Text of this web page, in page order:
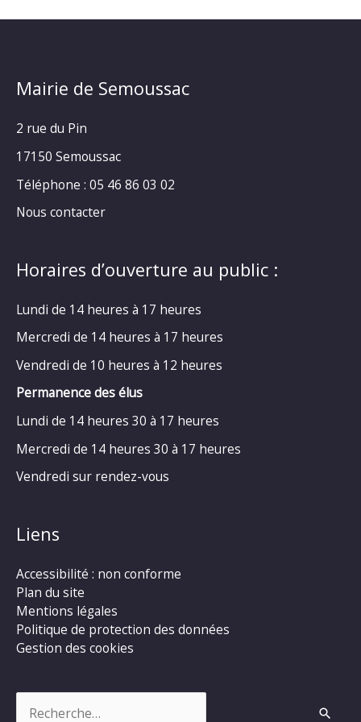
Mairie de Semoussac
2 rue du Pin
17150 Semoussac
Téléphone : 05 46 86 03 02
Nous contacter
Horaires d’ouverture au public :
Lundi de 14 heures à 17 heures
Mercredi de 14 heures à 17 heures
Vendredi de 10 heures à 12 heures
Permanence des élus
Lundi de 14 heures 30 à 17 heures
Mercredi de 14 heures 30 à 17 heures
Vendredi sur rendez-vous
Liens
Accessibilité : non conforme
Plan du site
Mentions légales
Politique de protection des données
Gestion des cookies